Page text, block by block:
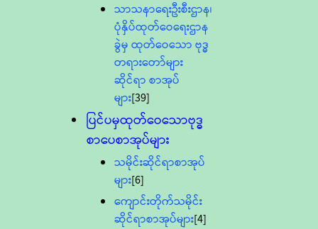
သာသနာရေးဦးစီးဌာန၊
ပုံနှိပ်ထုတ်ဝေရေးဌာန
ခွဲမှ ထုတ်ဝေသော ဗုဒ္ဓ
တရားတော်များ
ဆိုင်ရာ စာအုပ်
များ[39]
ပြင်ပမှထုတ်ဝေသောဗုဒ္ဓ
စာပေစာအုပ်များ
သမိုင်းဆိုင်ရာစာအုပ်
များ[6]
ကျောင်းတိုက်သမိုင်း
ဆိုင်ရာစာအုပ်များ[4]